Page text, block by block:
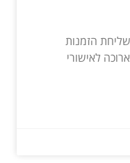
הזמנות
לאישורי